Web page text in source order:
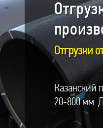
Отгрузки
Казанский
20-800 мм.